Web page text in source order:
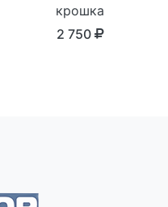
крошка
2 750